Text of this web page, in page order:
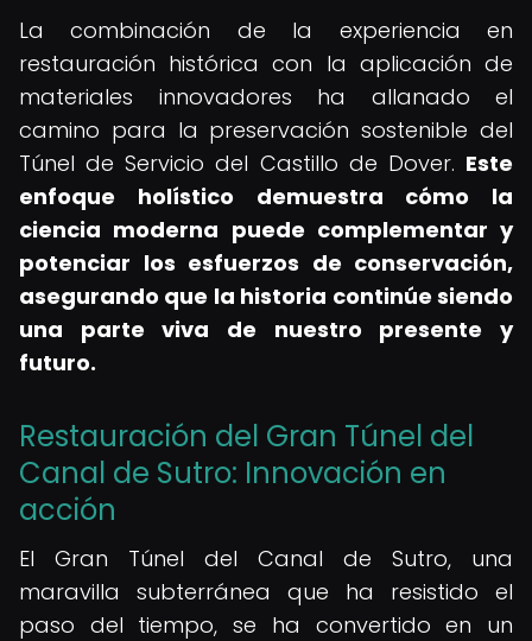
La combinación de la experiencia en
restauración histórica con la aplicación de
materiales innovadores ha allanado el
camino para la preservación sostenible del
Túnel de Servicio del Castillo de Dover. Este
enfoque holístico demuestra cómo la
ciencia moderna puede complementar y
potenciar los esfuerzos de conservación,
asegurando que la historia continúe siendo
una parte viva de nuestro presente y
futuro.
Restauración del Gran Túnel del
Canal de Sutro: Innovación en
acción
El Gran Túnel del Canal de Sutro, una
maravilla subterránea que ha resistido el
paso del tiempo, se ha convertido en un